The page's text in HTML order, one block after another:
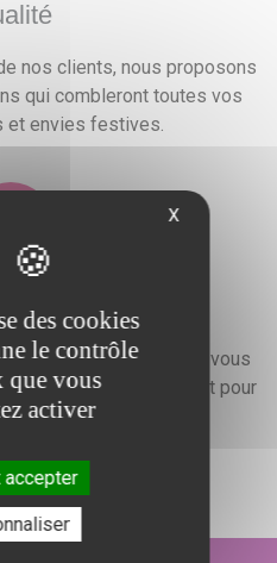
nos clients, nous proposons
qui combleront toutes vos
et envies festives.
gratuit
disponibilité pour vous
élaborer un devis gratuit pour
votre événement.
X
des cookies
le contrôle
que vous
activer
accepter